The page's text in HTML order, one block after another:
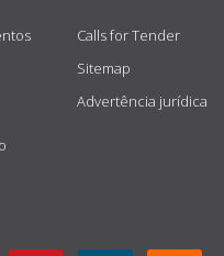
Calls for Tender
Sitemap
Advertência jurídica